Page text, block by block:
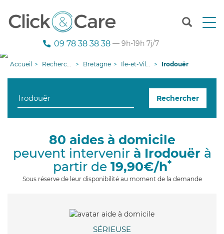
T
n
g
i
09 78 38 38 38 — 9h-19h 7j/7
Accueil Recherche aide à domicile Bretagne Ile-et-Vilaine Irodouër
Rechercher
80 aides à domicile
peuvent intervenir à Irodouërà
partir de 19,90€/h*
Sous réserve de leur disponibilité au moment de la demande
SÉRIEUSE